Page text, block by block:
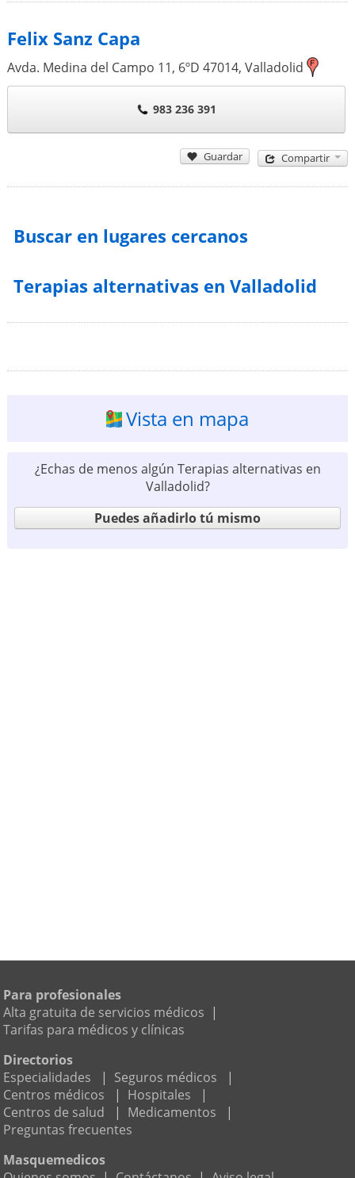
Felix Sanz Capa
Avda. Medina del Campo 11, 6ºD 47014, Valladolid
983 236 391
Guardar Compartir
Buscar en lugares cercanos
Terapias alternativas en Valladolid
Vista en mapa
¿Echas de menos algún Terapias alternativas en
Valladolid?
Puedes añadirlo tú mismo
Para profesionales
Alta gratuita de servicios médicos |
Tarifas para médicos y clínicas
Directorios
Especialidades
| Seguros médicos
|
Centros médicos
| Hospitales
|
Centros de salud
| Medicamentos
|
Preguntas frecuentes
Masquemedicos